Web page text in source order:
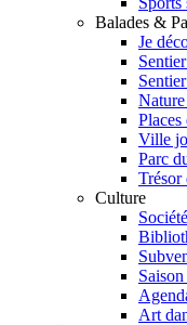
Balades &
Je
Places
Ville
Parc
Trésor
Culture
Art